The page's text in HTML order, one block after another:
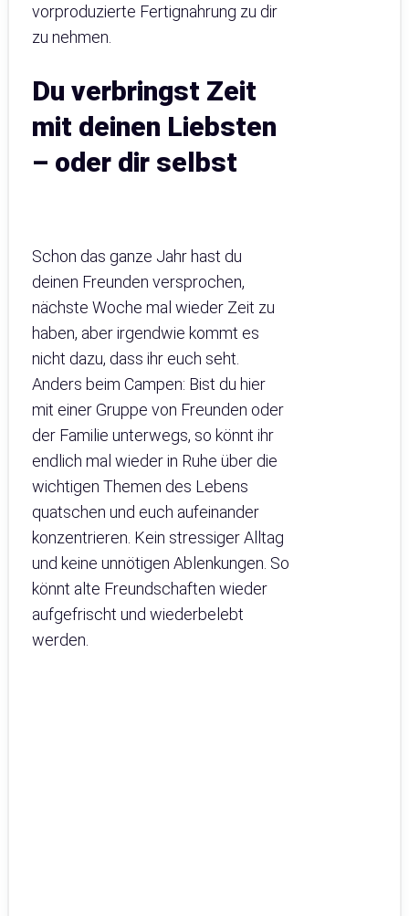
vorproduzierte Fertignahrung zu dir
zu nehmen.
Du verbringst Zeit
mit deinen Liebsten
– oder dir selbst
Schon das ganze Jahr hast du
deinen Freunden versprochen,
nächste Woche mal wieder Zeit zu
haben, aber irgendwie kommt es
nicht dazu, dass ihr euch seht.
Anders beim Campen: Bist du hier
mit einer Gruppe von Freunden oder
der Familie unterwegs, so könnt ihr
endlich mal wieder in Ruhe über die
wichtigen Themen des Lebens
quatschen und euch aufeinander
konzentrieren. Kein stressiger Alltag
und keine unnötigen Ablenkungen. So
könnt alte Freundschaften wieder
aufgefrischt und wiederbelebt
werden.